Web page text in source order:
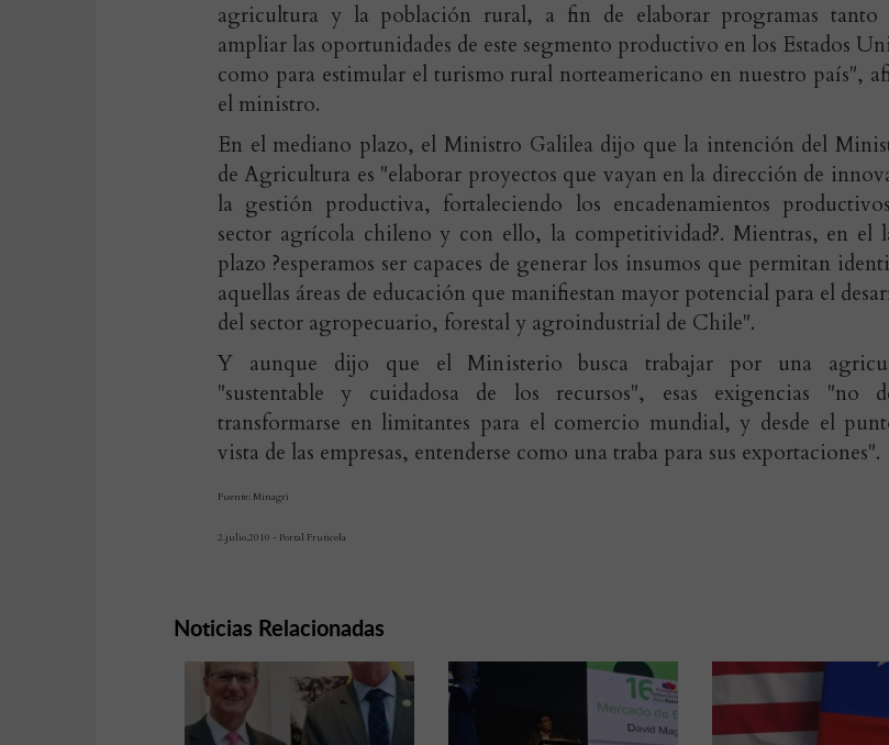
agricultura y la población rural, a fin de elaborar programas tanto
ampliar las oportunidades de este segmento productivo en los Estados
como para estimular el turismo rural norteamericano en nuestro país",
el ministro.
En el mediano plazo, el Ministro Galilea dijo que la intención del
de Agricultura es "elaborar proyectos que vayan en la dirección de
la gestión productiva, fortaleciendo los encadenamientos
sector agrícola chileno y con ello, la competitividad?. Mientras, en el
plazo ?esperamos ser capaces de generar los insumos que permitan
aquellas áreas de educación que manifiestan mayor potencial para el
del sector agropecuario, forestal y agroindustrial de Chile".
Y aunque dijo que el Ministerio busca trabajar por una
"sustentable y cuidadosa de los recursos", esas exigencias "no
transformarse en limitantes para el comercio mundial, y desde el
vista de las empresas, entenderse como una traba para sus exportaciones".
Fuente: Minagri
2.julio.2010 - Portal Fruticola
Noticias Relacionadas